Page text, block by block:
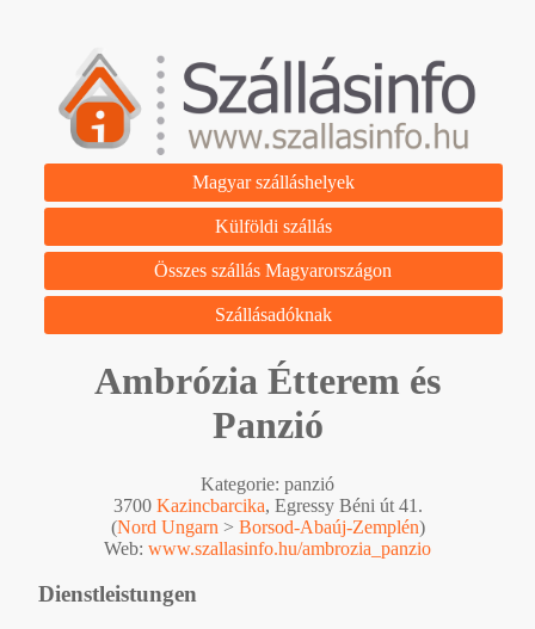
Magyar szálláshelyek
Külföldi szállás
Összes szállás Magyarországon
Szállásadóknak
Ambrózia Étterem és
Panzió
Kategorie: panzió
3700 Kazincbarcika, Egressy Béni út 41.
(Nord Ungarn > Borsod-Abaúj-Zemplén)
Web: www.szallasinfo.hu/ambrozia_panzio
Dienstleistungen